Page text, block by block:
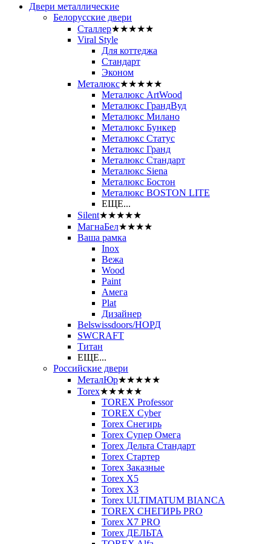
Двери металлические
Белорусские двери
Сталлер★★★★★
Viral Style
Для коттеджа
Стандарт
Эконом
Металюкс★★★★★
Металюкс ArtWood
Металюкс ГрандВуд
Металюкс Милано
Металюкс Бункер
Металюкс Статус
Металюкс Гранд
Металюкс Стандарт
Металюкс Siena
Металюкс Бостон
Металюкс BOSTON LITE
ЕЩЕ...
Silent★★★★★
МагнаБел★★★★
Ваша рамка
Inox
Вежа
Wood
Paint
Амега
Plat
Дизайнер
Belswissdoors/НОРД
SWCRAFT
Титан
ЕЩЕ...
Российские двери
МеталЮр★★★★★
Torex★★★★★
TOREX Professor
TOREX Cyber
Torex Снегирь
Torex Супер Омега
Torex Дельта Стандарт
Torex Стартер
Torex Заказные
Torex Х5
Torex Х3
Torex ULTIMATUM BIANCA
TOREX СНЕГИРЬ PRO
Torex X7 PRO
Torex ДЕЛЬТА